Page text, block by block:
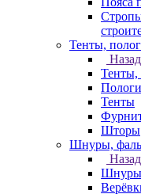
Тенты,
Назад
Тенты,
Пологи
Тенты
Шторы
Шнуры,
Назад